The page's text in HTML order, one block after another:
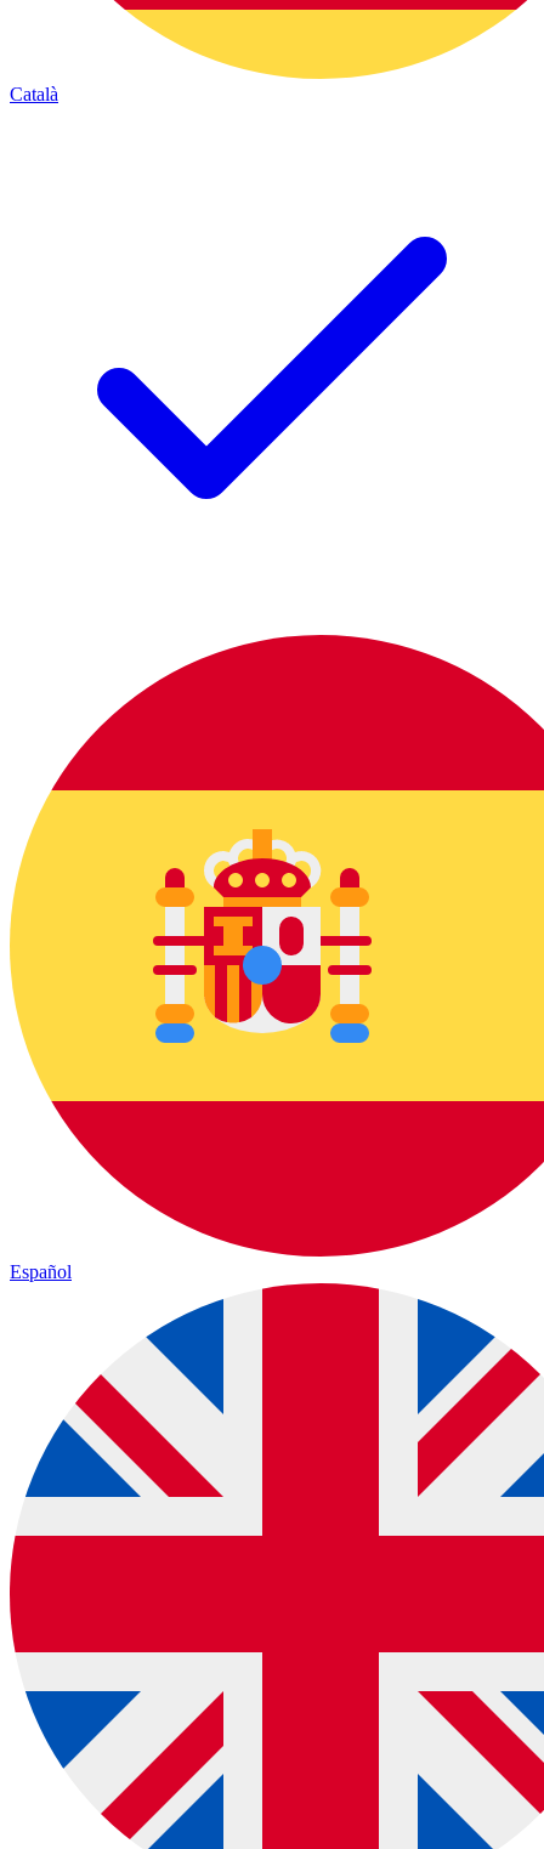
Català
Español